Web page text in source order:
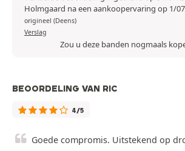
Holmgaard na een aankoopervaring op 1/
origineel (Deens)
Verslag
Zou u deze banden nogmaals
BEOORDELING VAN RIC
4/5
Goede compromis. Uitstekend op